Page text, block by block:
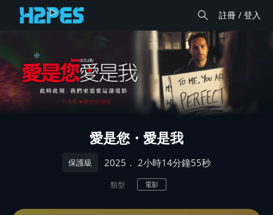
註冊 / 登入
愛是您・愛是我
保護級 2025 ． 2小時14分鐘55秒
類型 電影